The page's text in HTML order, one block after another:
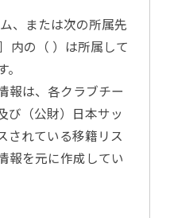
、または次の所属先
内の（ ）は所属して
報は、各クラブチー
び（公財）日本サッ
されている移籍リス
報を元に作成してい